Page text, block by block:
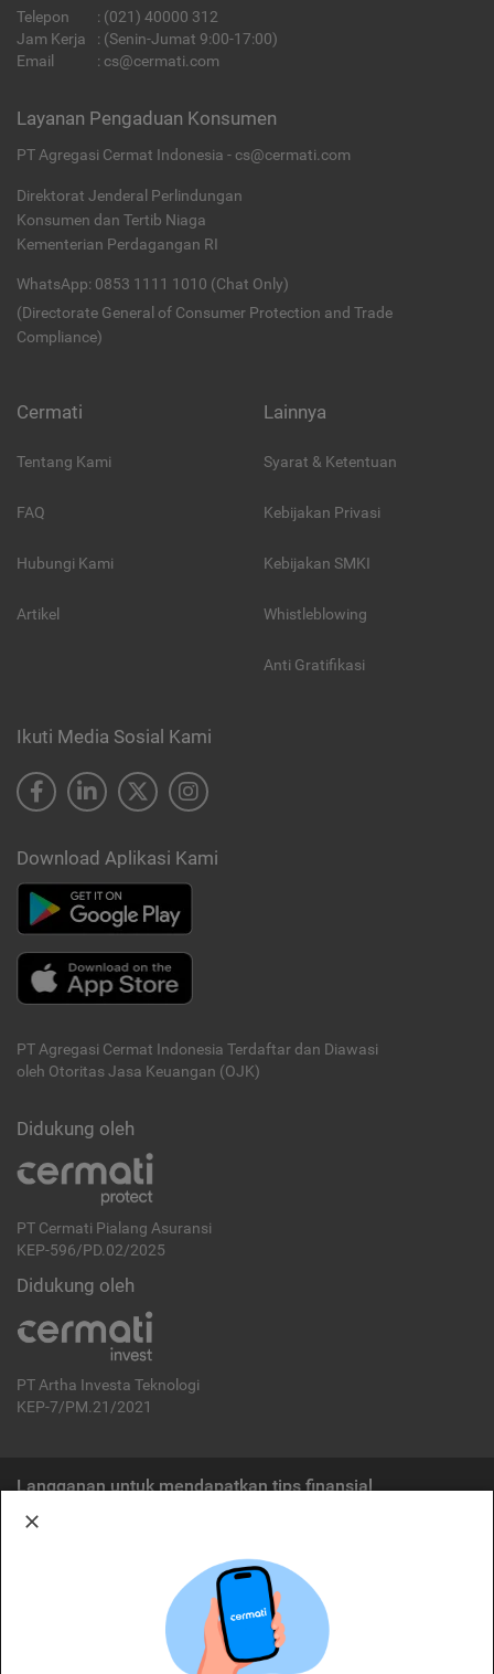
Telepon : (021) 40000 312
Jam Kerja
: (Senin-Jumat 9:00-17:00)
Email
: cs@cermati.com
Layanan Pengaduan Konsumen
PT Agregasi Cermat Indonesia - cs@cermati.com
Direktorat Jenderal Perlindungan
Konsumen dan Tertib Niaga
Kementerian Perdagangan RI
WhatsApp: 0853 1111 1010 (Chat Only)
(Directorate General of Consumer Protection and Trade
Compliance)
Cermati
Tentang Kami
FAQ
Hubungi Kami
Artikel
Lainnya
Syarat & Ketentuan
Kebijakan Privasi
Kebijakan SMKI
Whistleblowing
Anti Gratifikasi
Ikuti Media Sosial Kami
Download Aplikasi Kami
PT Agregasi Cermat Indonesia Terdaftar dan Diawasi
oleh Otoritas Jasa Keuangan (OJK)
Didukung oleh
PT Cermati Pialang Asuransi
KEP-596/PD.02/2025
Didukung oleh
PT Artha Investa Teknologi
KEP-7/PM.21/2021
Langganan untuk mendapatkan tips finansial
Cermati merupakan penyelenggara agregasi jasa keuangan yang terdaftar di
OJK. Oleh karena itu, produk dan/atau layanan jasa keuangan yang
ditawarkan bukan merupakan produk dan/atau layanan jasa keuangan yang
diterbitkan oleh Cermati dan Cermati tidak bertanggung jawab atas tuntutan